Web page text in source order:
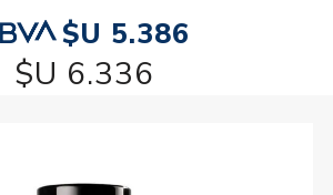
$U 5.386
$U 6.336